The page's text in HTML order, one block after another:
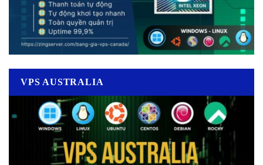
VPS AUSTRALIA